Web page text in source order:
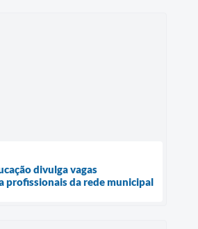
divulga vagas
profissionais da rede municipal